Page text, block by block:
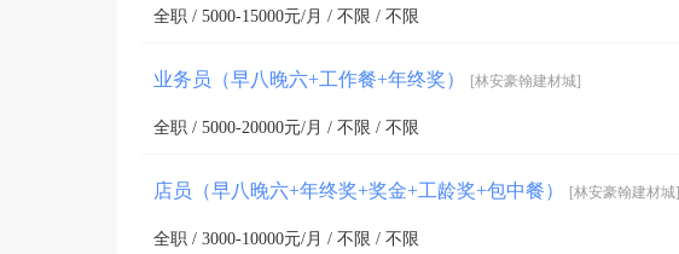
全职 / 5000-15000元/月 / 不限 / 不限
业务员（早八晚六+工作餐+年终奖） [林安豪翰建材城]
全职 / 5000-20000元/月 / 不限 / 不限
店员（早八晚六+年终奖+奖金+工龄奖+包中餐） [林安豪翰建材城]
全职 / 3000-10000元/月 / 不限 / 不限